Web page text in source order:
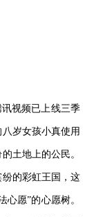
视频已上线三季
岁女孩小真使用
土地上的公民。
的彩虹王国，这
心愿”的心愿树。